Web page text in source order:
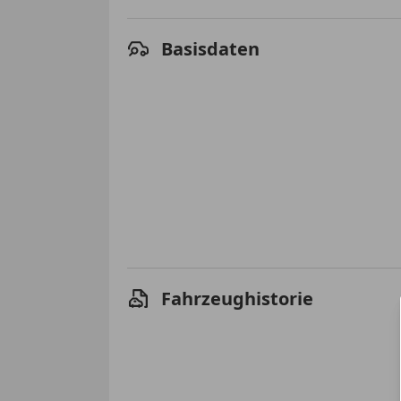
Basisdaten
Fahrzeughistorie